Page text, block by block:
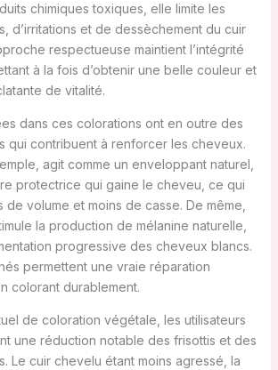
chimiques toxiques, elle limite les
d’irritations et de dessèchement du cuir
respectueuse maintient l’intégrité
à la fois d’obtenir une belle couleur et
de vitalité.
dans ces colorations ont en outre des
qui contribuent à renforcer les cheveux.
agit comme un enveloppant naturel,
protectrice qui gaine le cheveu, ce qui
de volume et moins de casse. De même,
la production de mélanine naturelle,
progressive des cheveux blancs.
permettent une vraie réparation
colorant durablement.
de coloration végétale, les utilisateurs
une réduction notable des frisottis et des
Le cuir chevelu étant moins agressé, la